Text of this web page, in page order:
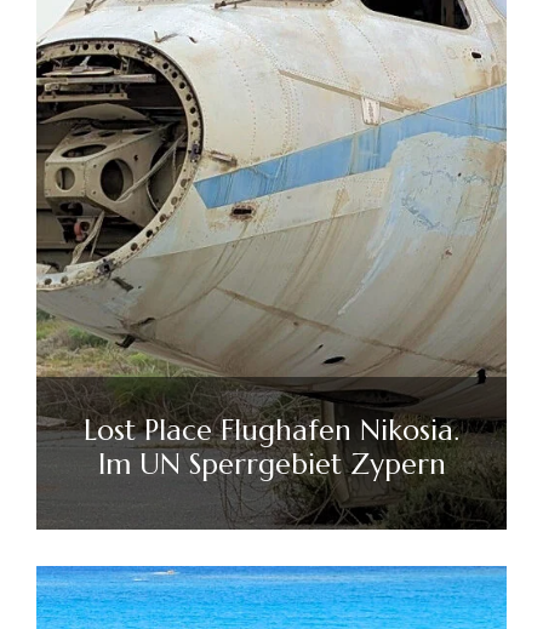
Lost Place Flughafen Nikosia.
Im UN Sperrgebiet Zypern